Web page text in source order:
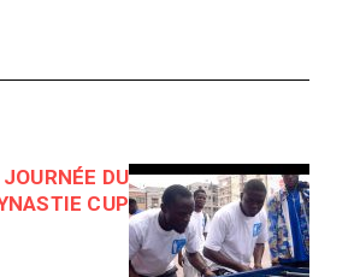
DU
CUP